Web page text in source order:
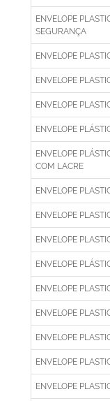
ENVELOPE
SEGURANÇA
ENVELOPE
ENVELOPE
ENVELOPE
ENVELOPE
ENVELOPE
COM LACRE
ENVELOPE
ENVELOPE
ENVELOPE
ENVELOPE
ENVELOPE
ENVELOPE
ENVELOPE
ENVELOPE
ENVELOPE